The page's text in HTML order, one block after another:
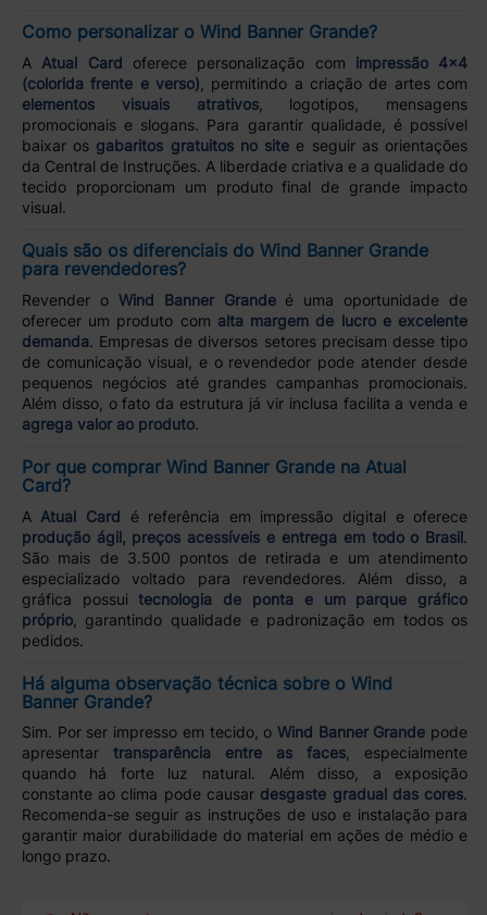
Como personalizar o Wind Banner Grande?
A Atual Card oferece personalização com impressão 4x4
(colorida frente e verso) , permitindo a criação de artes com
elementos visuais atrativos, logotipos, mensagens
promocionais e slogans. Para garantir qualidade, é possível
baixar os gabaritos gratuitos no site e seguir as orientações
da Central de Instruções. A liberdade criativa e a qualidade do
tecido proporcionam um produto final de grande impacto
visual.
Quais são os diferenciais do Wind Banner Grande
para revendedores?
Revender o Wind Banner Grandeé uma oportunidade de
oferecer um produto com alta margem de lucro e excelente
demanda. Empresas de diversos setores precisam desse tipo
de comunicação visual, e o revendedor pode atender desde
pequenos negócios até grandes campanhas promocionais.
Além disso, o fato da estrutura já vir inclusa facilita a venda e
agrega valor ao produto.
Por que comprar Wind Banner Grande na Atual
Card?
A Atual Card é referência em impressão digital e oferece
produção ágil, preços acessíveis e entrega em todo o Brasil.
São mais de 3.500 pontos de retirada e um atendimento
especializado voltado para revendedores. Além disso, a
gráfica possuitecnologia de ponta e um parque gráfico
próprio, garantindo qualidade e padronização em todos os
pedidos.
Há alguma observação técnica sobre o Wind
Banner Grande?
Sim. Por ser impresso em tecido, o Wind Banner Grande pode
apresentar transparência entre as faces, especialmente
quando há forte luz natural. Além disso, a exposição
constante ao clima pode causar desgaste gradual das cores.
Recomenda-se seguir as instruções de uso e instalação para
garantir maior durabilidade do material em ações de médio e
longo prazo.